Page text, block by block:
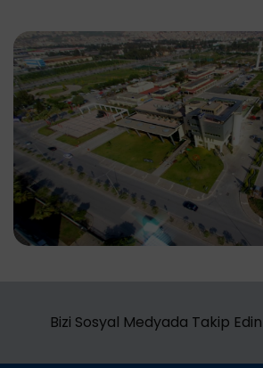
Bizi Sosyal Medyada Takip Edin